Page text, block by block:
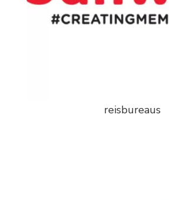
reisbureaus